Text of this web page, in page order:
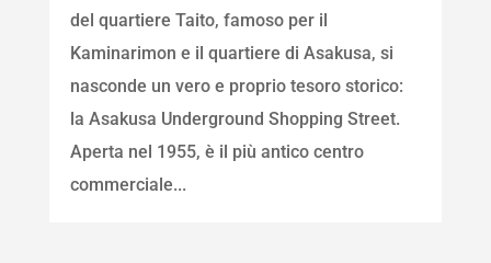
del quartiere Taito, famoso per il
Kaminarimon e il quartiere di Asakusa, si
nasconde un vero e proprio tesoro storico:
la Asakusa Underground Shopping Street.
Aperta nel 1955, è il più antico centro
commerciale...